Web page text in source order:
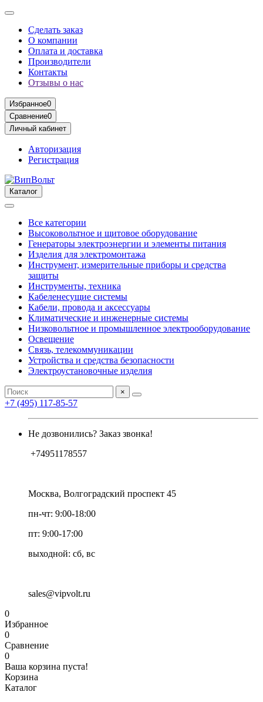
Сделать заказ
О компании
Оплата и доставка
Производители
Контакты
Отзывы о нас
Избранное0
Сравнение0
Личный кабинет
Авторизация
Регистрация
Каталог
Все категории
Высоковольтное и щитовое оборудование
Генераторы электроэнергии и элементы питания
Изделия для электромонтажа
Инструмент, измерительные приборы и средства
защиты
Инструменты, техника
Кабеленесущие системы
Кабели, провода и аксессуары
Климатические и инженерные системы
Низковольтное и промышленное электрооборудование
Освещение
Связь, телекоммуникации
Устройства и средства безопасности
Электроустановочные изделия
×
+7 (495) 117-85-57
Не дозвонились? Заказ звонка!
+74951178557
Москва, Волгоградский проспект 45
пн-чт: 9:00-18:00
пт: 9:00-17:00
выходной: сб, вс
sales@vipvolt.ru
0
Избранное
0
Сравнение
0
Ваша корзина пуста!
Корзина
Каталог